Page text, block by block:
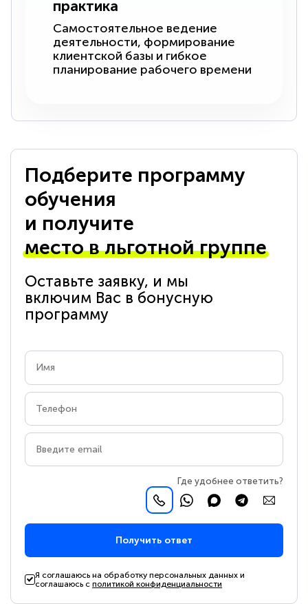
практика
Самостоятельное ведение
деятельности, формирование
клиентской базы и гибкое
планирование рабочего времени
Подберите программу
обучения
и получите
место в льготной группе
Оставьте заявку, и мы
включим Вас в бонусную
программу
Где удобнее ответить?
Получить ответ
Я соглашаюсь на обработку персональных данных и
соглашаюсь сполитикой конфиденциальности